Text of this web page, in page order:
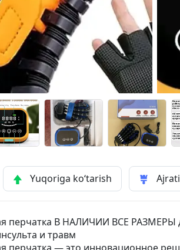
Yuqoriga ko‘tarish
перчатка В НАЛИЧИИ ВСЕ РАЗМЕРЫ
и травм